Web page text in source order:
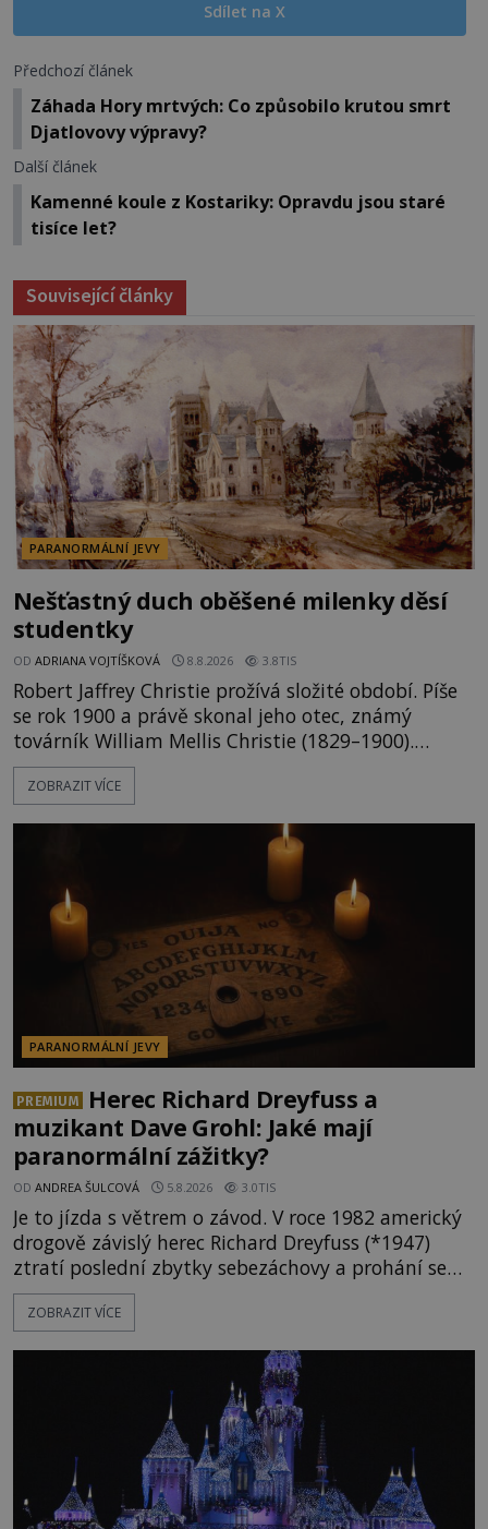
Sdílet na X
Předchozí článek
Záhada Hory mrtvých: Co způsobilo krutou smrt
Djatlovovy výpravy?
Další článek
Kamenné koule z Kostariky: Opravdu jsou staré
tisíce let?
Související články
PARANORMÁLNÍ JEVY
Nešťastný duch oběšené milenky děsí
studentky
OD ADRIANA VOJTÍŠKOVÁ 8.8.2026 3.8TIS
Robert Jaffrey Christie prožívá složité období. Píše
se rok 1900 a právě skonal jeho otec, známý
továrník William Mellis Christie (1829–1900).
Smutná událost je ale doprovázena ohromným
dědictvím... Robertu připadne rodinné sídlo v
ta, na niž přijde Robert, by jen tak někoho
ZOBRAZIT VÍCE
PARANORMÁLNÍ JEVY
PREMIUM
Herec Richard Dreyfuss a
muzikant Dave Grohl: Jaké mají
paranormální zážitky?
OD ANDREA ŠULCOVÁ 5.8.2026 3.0TIS
Je to jízda s větrem o závod. V roce 1982 americký
drogově závislý herec Richard Dreyfuss (*1947)
ztratí poslední zbytky sebezáchovy a prohání se
po silnicích ve svém mercedesu jako utržený ze
řetězu. Vše vyvrcholí katastrofou, když to Dreyfuss
následně nalezne schovaný kokain. Tímto
momentem se slavnému
ZOBRAZIT VÍCE